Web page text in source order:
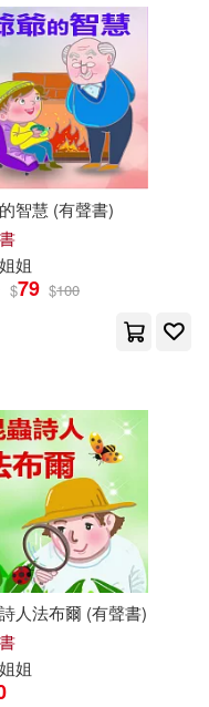
智慧 (有聲書)
姐姐
$79 $100
人法布爾 (有聲書)
姐姐